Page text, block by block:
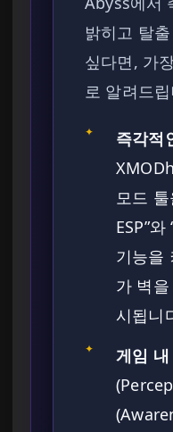
밝히고 탈
싶다면, 가
로 알려드
✦
즉각적
모드
ESP”
기능을
가 벽
시됩니
✦ 게임